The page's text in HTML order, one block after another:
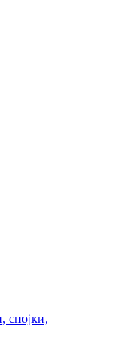
спојки,